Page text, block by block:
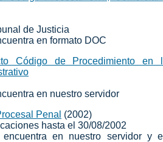
de Justicia
en formato DOC
Código de Procedimiento en
en nuestro servidor
Penal (2002)
hasta el 30/08/2002
en nuestro servidor y